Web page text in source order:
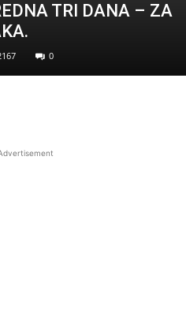
TRI DANA – ZA
0